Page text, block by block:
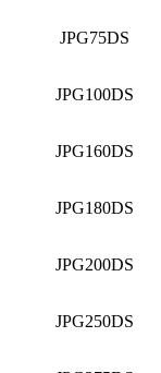
JPG75DS
JPG100DS
JPG160DS
JPG180DS
JPG200DS
JPG250DS